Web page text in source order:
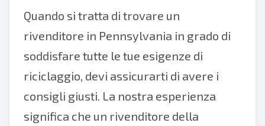
Quando si tratta di trovare un
rivenditore in Pennsylvania in grado di
soddisfare tutte le tue esigenze di
riciclaggio, devi assicurarti di avere i
consigli giusti. La nostra esperienza
significa che un rivenditore della